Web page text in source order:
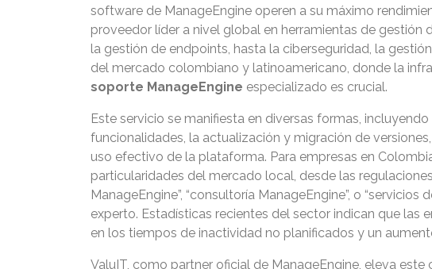
software de ManageEngine operen a su máximo
proveedor líder a nivel global en herramientas de
la gestión de endpoints, hasta la ciberseguridad, la
del mercado colombiano y latinoamericano, donde la
soporte ManageEngine especializado es crucial.
Este servicio se manifiesta en diversas formas,
funcionalidades, la actualización y migración de
uso efectivo de la plataforma. Para empresas en
particularidades del mercado local, desde las
ManageEngine”, “consultoría ManageEngine”, o
experto. Estadísticas recientes del sector indican que las
en los tiempos de inactividad no planificados y un
ValuIT, como partner oficial de ManageEngine, eleva